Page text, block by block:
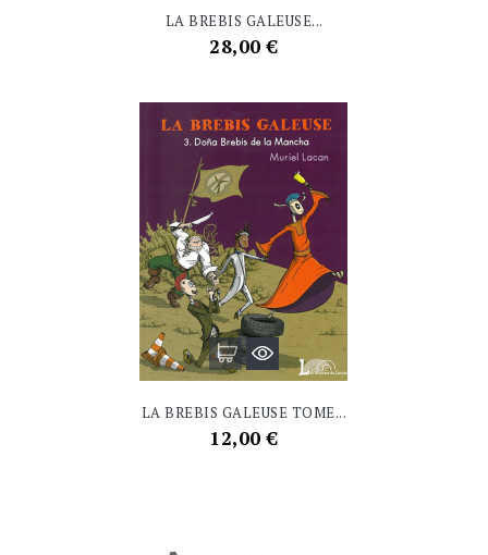
LA BREBIS GALEUSE...
Prix
28,00 €
LA BREBIS GALEUSE TOME...
Prix
12,00 €